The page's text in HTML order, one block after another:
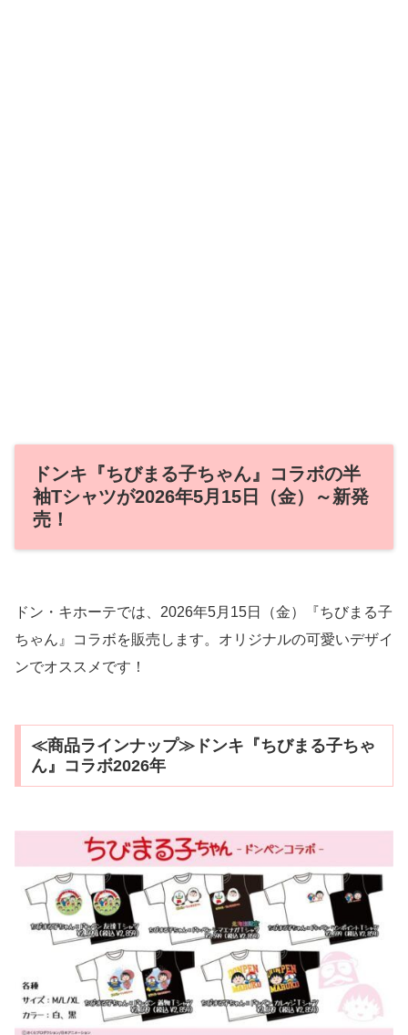
ドンキ『ちびまる子ちゃん』コラボの半
袖Tシャツが2026年5月15日（金）～新発
売！
ドン・キホーテでは、2026年5月15日（金）『ちびまる子
ちゃん』コラボを販売します。オリジナルの可愛いデザイ
ンでオススメです！
≪商品ラインナップ≫ドンキ『ちびまる子ちゃ
ん』コラボ2026年